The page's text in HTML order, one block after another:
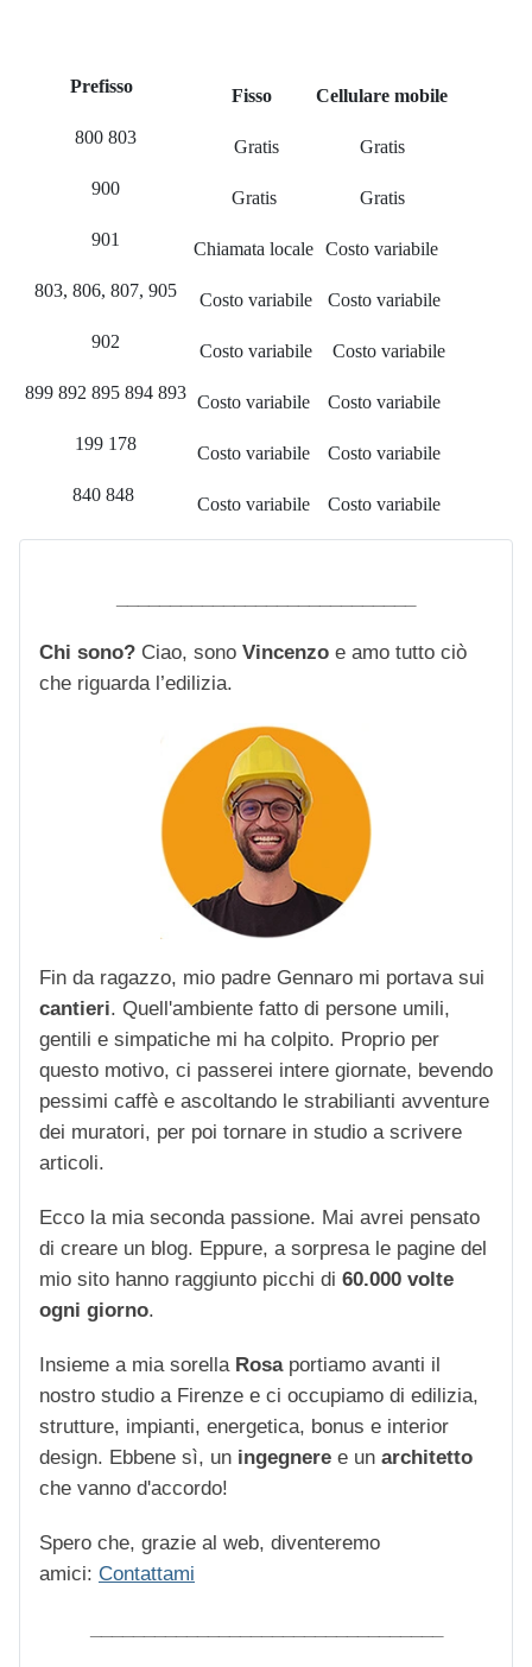
Prefisso Fisso Cellulare mobile
800 803 Gratis Gratis
900 Gratis Gratis
901 Chiamata locale Costo variabile
803, 806, 807, 905 Costo variabile Costo variabile
902 Costo variabile Costo variabile
899 892 895 894 893 Costo variabile Costo variabile
199 178 Costo variabile Costo variabile
840 848 Costo variabile Costo variabile
Chi sono? Ciao, sono Vincenzo e amo tutto ciò
che riguarda l’edilizia.
Fin da ragazzo, mio padre Gennaro mi portava sui
cantieri. Quell'ambiente fatto di persone umili,
gentili e simpatiche mi ha colpito. Proprio per
questo motivo, ci passerei intere giornate, bevendo
pessimi caffè e ascoltando le strabilianti avventure
dei muratori, per poi tornare in studio a scrivere
articoli.
Ecco la mia seconda passione. Mai avrei pensato
di creare un blog. Eppure, a sorpresa le pagine del
mio sito hanno raggiunto picchi di 60.000 volte
ogni giorno.
Insieme a mia sorella Rosaportiamo avanti il
nostro studio a Firenze e ci occupiamo di edilizia,
strutture, impianti, energetica, bonus e interior
design. Ebbene sì, un ingegnere e un architetto
che vanno d'accordo!
Spero che, grazie al web, diventeremo
amici: Contattami